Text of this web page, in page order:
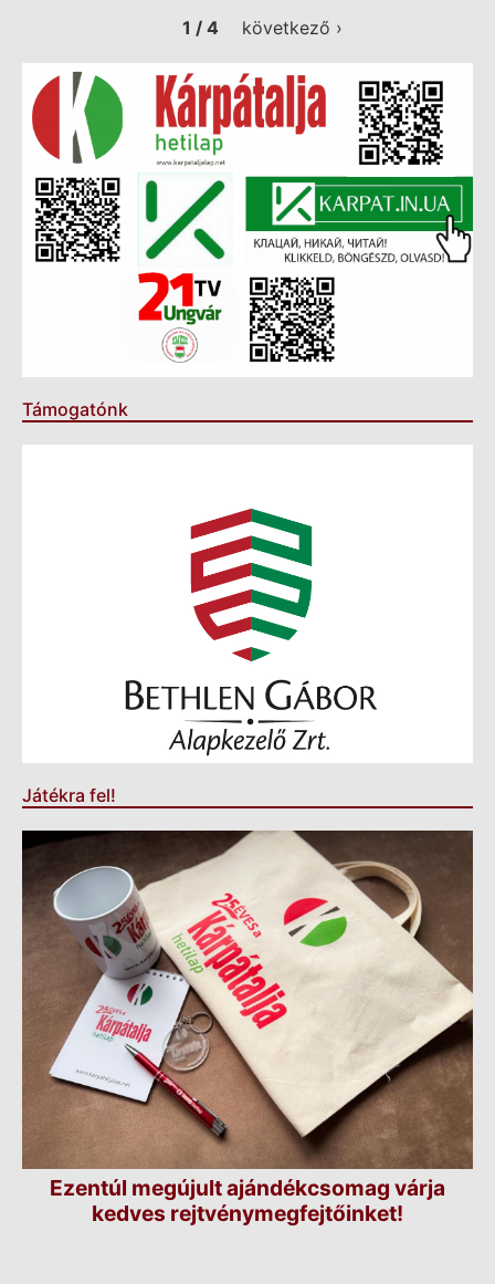
1 / 4
következő ›
Támogatónk
Játékra fel!
Ezentúl megújult ajándékcsomag várja
kedves rejtvénymegfejtőinket!